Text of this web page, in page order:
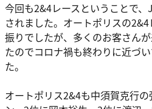
今回も2&4レースということで
されました。オートポリスの
振りでしたが、多くのお客さん
たのでコロナ禍も終わりに近づ
た。
オートポリス2&4も中須賀克行